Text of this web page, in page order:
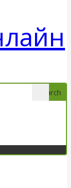
Search